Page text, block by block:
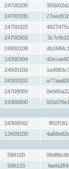
24700200
24700335
24700325
24700302
24900108
24300304
24500100
24300202
24709089
24300600
24300042
13409200
596100
596120